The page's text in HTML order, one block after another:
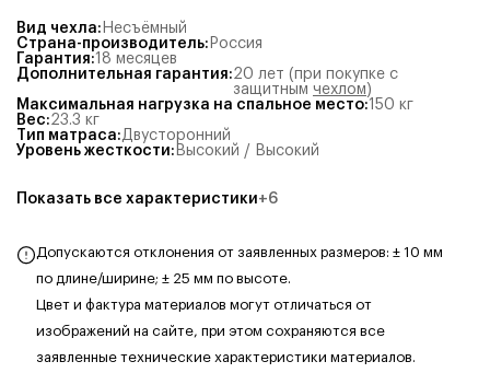
Вид чехла: Несъёмный
Страна-производитель: Россия
Гарантия:18 месяцев
Дополнительная гарантия:20 лет (при покупке с
защитным чехлом )
Максимальная нагрузка на спальное место:150 кг
Вес:23.3 кг
Тип матраса:Двусторонний
Уровень жесткости: Высокий / Высокий
Показать все характеристики+6
Допускаются отклонения от заявленных размеров: ± 10 мм
по длине/ширине; ± 25 мм по высоте.
Цвет и фактура материалов могут отличаться от
изображений на сайте, при этом сохраняются все
заявленные технические характеристики материалов.